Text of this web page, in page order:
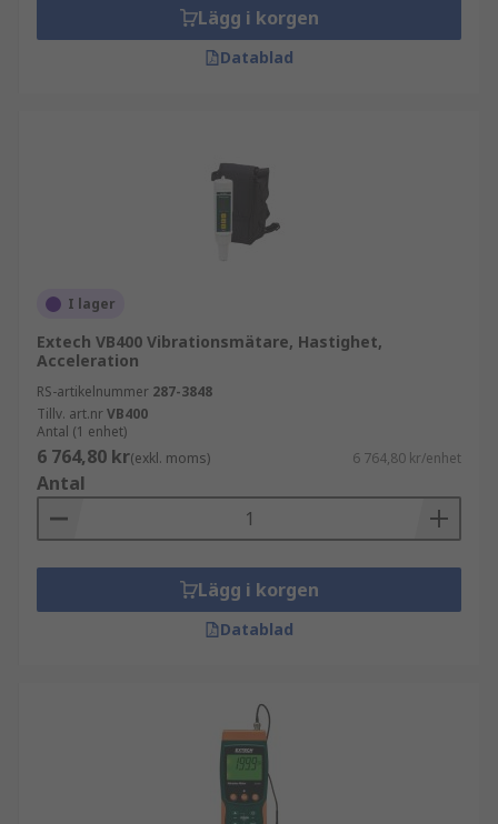
Lägg i korgen
Datablad
I lager
Extech VB400 Vibrationsmätare, Hastighet,
Acceleration
RS-artikelnummer 287-3848
Tillv. art.nrVB400
Antal (1 enhet)
6 764,80 kr(exkl. moms) 6 764,80 kr/enhet
Antal
Lägg i korgen
Datablad